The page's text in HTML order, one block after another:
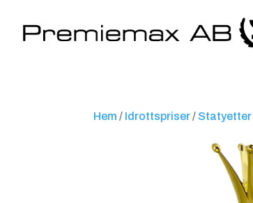
Hem / Idrottspriser/ Statyetter